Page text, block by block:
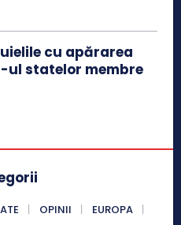
cu apărarea
ul statelor membre
OPINII
EUROPA